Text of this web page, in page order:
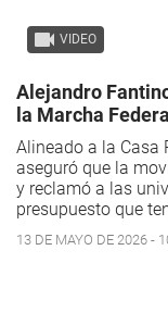
VIDEO
Alejandro
la Marcha
Alineado a la Casa
aseguró que la
y reclamó a las
presupuesto que
13 DE MAYO DE 2026 -